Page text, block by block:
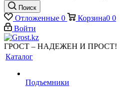
Поиск
Отложенные 0 Корзина0 0
Войти
ГРОСТ – НАДЕЖЕН И ПРОСТ!
Каталог
Подъемники